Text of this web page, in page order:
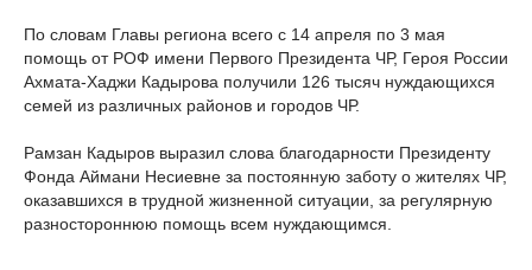
По словам Главы региона всего с 14 апреля по 3 мая
помощь от РОФ имени Первого Президента ЧР, Героя России
Ахмата-Хаджи Кадырова получили 126 тысяч нуждающихся
семей из различных районов и городов ЧР.
Рамзан Кадыров выразил слова благодарности Президенту
Фонда Аймани Несиевне за постоянную заботу о жителях ЧР,
оказавшихся в трудной жизненной ситуации, за регулярную
разностороннюю помощь всем нуждающимся.